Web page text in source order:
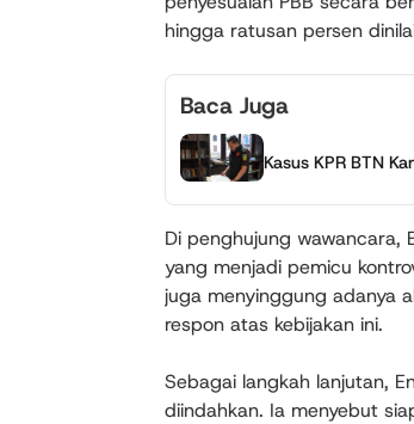
hingga ratusan persen
Baca Juga
Kasus KPR BTN
Di penghujung
yang menjadi pemicu
juga menyinggung adanya
respon atas kebijakan ini.
Sebagai langkah lanjutan,
diindahkan. Ia menyebut